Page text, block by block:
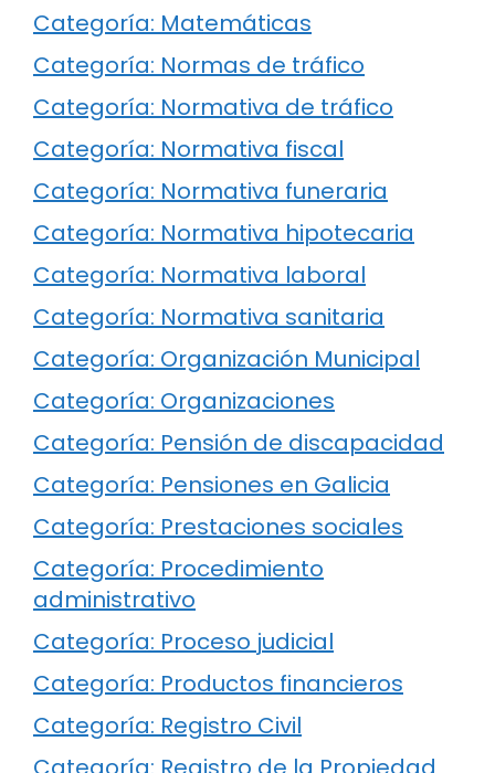
Categoría: Matemáticas
Categoría: Normas de tráfico
Categoría: Normativa de tráfico
Categoría: Normativa fiscal
Categoría: Normativa funeraria
Categoría: Normativa hipotecaria
Categoría: Normativa laboral
Categoría: Normativa sanitaria
Categoría: Organización Municipal
Categoría: Organizaciones
Categoría: Pensión de discapacidad
Categoría: Pensiones en Galicia
Categoría: Prestaciones sociales
Categoría: Procedimiento
administrativo
Categoría: Proceso judicial
Categoría: Productos financieros
Categoría: Registro Civil